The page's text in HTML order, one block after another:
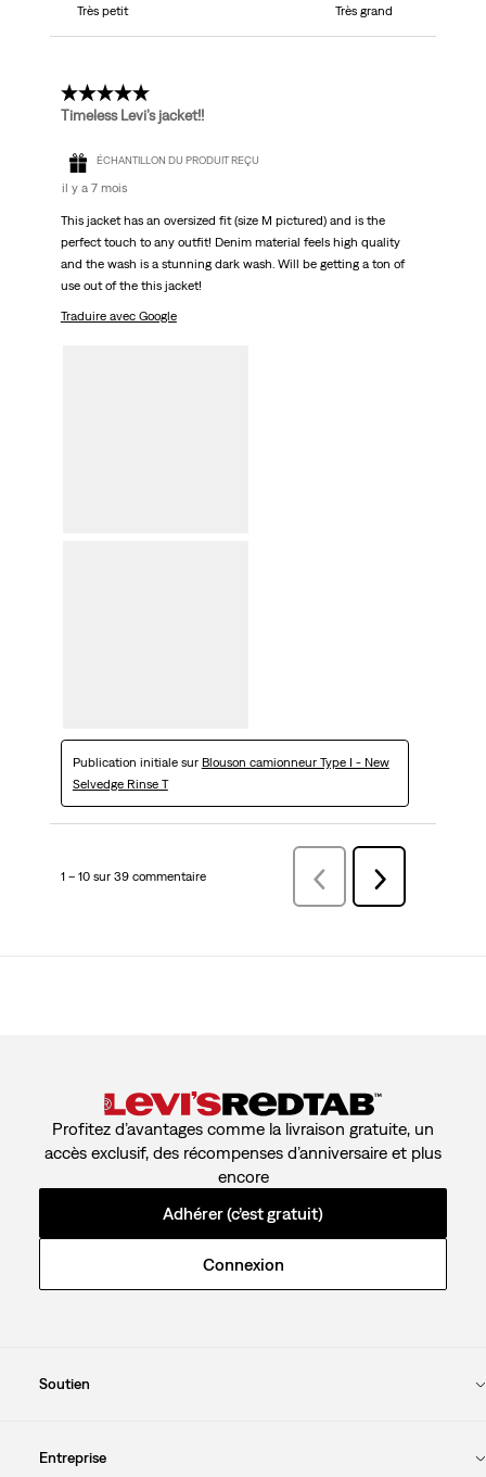
Très petit Très grand
5 étoile(s) sur 5.
Timeless Levi’s jacket!!
ÉCHANTILLON DU PRODUIT REÇU
il y a 7 mois
This jacket has an oversized fit (size M pictured) and is the
perfect touch to any outfit! Denim material feels high quality
and the wash is a stunning dark wash. Will be getting a ton of
use out of the this jacket!
Traduire avec Google
Publication initiale sur Blouson camionneur Type I - New
Selvedge Rinse T
1 – 10 sur 39 commentaire Précédentcommentaire
Suivant
commentaire
Profitez d’avantages comme la livraison gratuite, un
accès exclusif, des récompenses d’anniversaire et plus
encore
Adhérer (c’est gratuit)
Connexion
Soutien
Entreprise